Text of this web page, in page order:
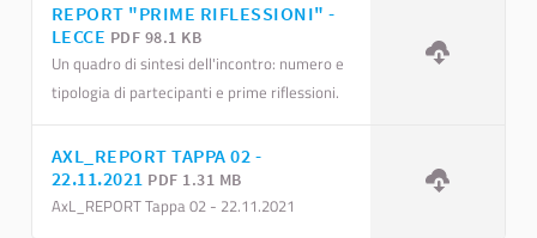
REPORT "PRIME RIFLESSIONI" -
LECCE PDF 98.1 KB
Un quadro di sintesi dell'incontro: numero e
tipologia di partecipanti e prime riflessioni.
AXL_REPORT TAPPA 02 -
22.11.2021 PDF 1.31 MB
AxL_REPORT Tappa 02 - 22.11.2021